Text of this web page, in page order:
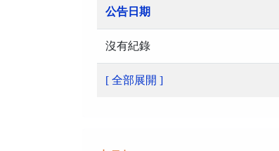
公告日期
沒有紀錄
[ 全部展開 ]